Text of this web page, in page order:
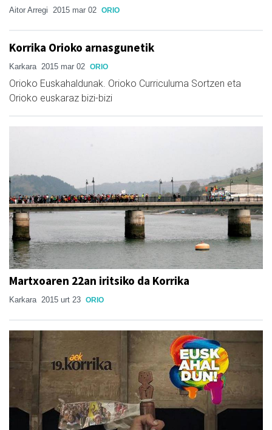
Aitor Arregi 2015 mar 02 ORIO
Korrika Orioko arnasgunetik
Karkara 2015 mar 02 ORIO
Orioko Euskahaldunak. Orioko Curriculuma Sortzen eta
Orioko euskaraz bizi-bizi
Martxoaren 22an iritsiko da Korrika
Karkara 2015 urt 23 ORIO